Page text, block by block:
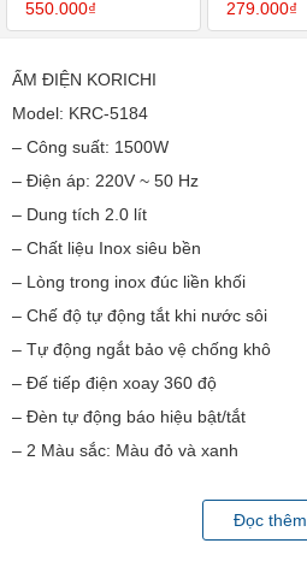
550.000₫
279.000₫
ẤM ĐIỆN KORICHI
Model: KRC-5184
– Công suất: 1500W
– Điện áp: 220V ~ 50 Hz
– Dung tích 2.0 lít
– Chất liệu Inox siêu bền
– Lòng trong inox đúc liền khối
– Chế độ tự động tắt khi nước sôi
– Tự động ngắt bảo vệ chống khô
– Đế tiếp điện xoay 360 độ
– Đèn tự động báo hiệu bật/tắt
– 2 Màu sắc: Màu đỏ và xanh
Đọc thêm